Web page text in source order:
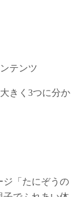
テンツ
きく3つに分か
ジ「たにぞうの